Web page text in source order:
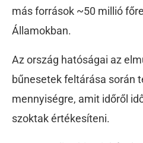
más források ~50 millió
Államokban.
Az ország hatóságai az
bűnesetek feltárása során
mennyiségre, amit időről
szoktak értékesíteni.